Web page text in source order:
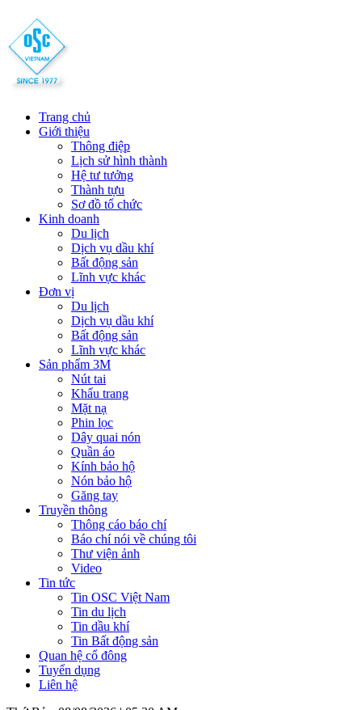
Trang chủ
Giới thiệu
Thông điệp
Lịch sử hình thành
Hệ tư tưởng
Thành tựu
Sơ đồ tổ chức
Kinh doanh
Du lịch
Dịch vụ dầu khí
Bất động sản
Lĩnh vực khác
Đơn vị
Du lịch
Dịch vụ dầu khí
Bất động sản
Lĩnh vực khác
Sản phẩm 3M
Nút tai
Khẩu trang
Mặt nạ
Phin lọc
Dây quai nón
Quần áo
Kính bảo hộ
Nón bảo hộ
Găng tay
Truyền thông
Thông cáo báo chí
Báo chí nói về chúng tôi
Thư viện ảnh
Video
Tin tức
Tin OSC Việt Nam
Tin du lịch
Tin dầu khí
Tin Bất động sản
Quan hệ cổ đông
Tuyển dụng
Liên hệ